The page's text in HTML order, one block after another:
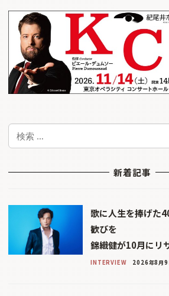
検
索
新着記事
歌に人生を捧げた
歓びを
錦織健が10月にリ
INTERVIEW 2026年8月9